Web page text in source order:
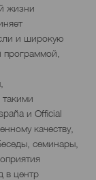
жизни
и широкую
программой,
и Official
качеству,
семинары,
в центр